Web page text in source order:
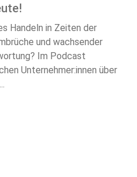
Handeln in Zeiten der
und wachsender
Im Podcast
Unternehmer:innen über